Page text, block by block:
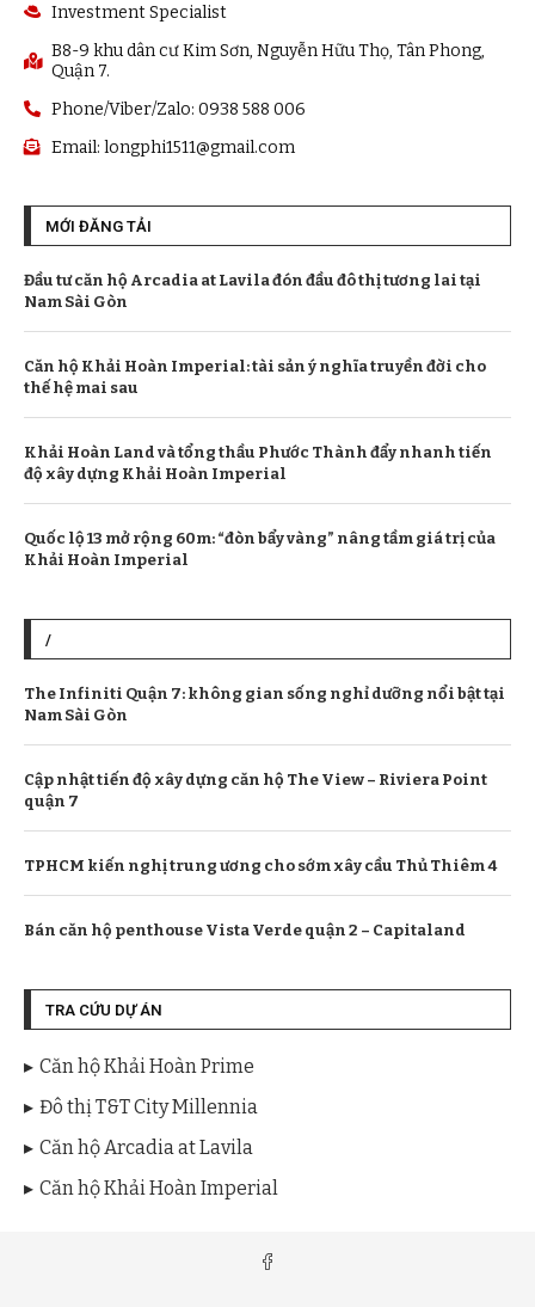
Investment Specialist
B8-9 khu dân cư Kim Sơn, Nguyễn Hữu Thọ, Tân Phong,
Quận 7.
Phone/Viber/Zalo: 0938 588 006
Email: longphi1511@gmail.com
MỚI ĐĂNG TẢI
Đầu tư căn hộ Arcadia at Lavila đón đầu đô thị tương lai tại
Nam Sài Gòn
Căn hộ Khải Hoàn Imperial: tài sản ý nghĩa truyền đời cho
thế hệ mai sau
Khải Hoàn Land và tổng thầu Phước Thành đẩy nhanh tiến
độ xây dựng Khải Hoàn Imperial
Quốc lộ 13 mở rộng 60m: “đòn bẩy vàng” nâng tầm giá trị của
Khải Hoàn Imperial
/
The Infiniti Quận 7: không gian sống nghỉ dưỡng nổi bật tại
Nam Sài Gòn
Cập nhật tiến độ xây dựng căn hộ The View – Riviera Point
quận 7
TPHCM kiến nghị trung ương cho sớm xây cầu Thủ Thiêm 4
Bán căn hộ penthouse Vista Verde quận 2 – Capitaland
TRA CỨU DỰ ÁN
Căn hộ Khải Hoàn Prime
Đô thị T&T City Millennia
Căn hộ Arcadia at Lavila
Căn hộ Khải Hoàn Imperial